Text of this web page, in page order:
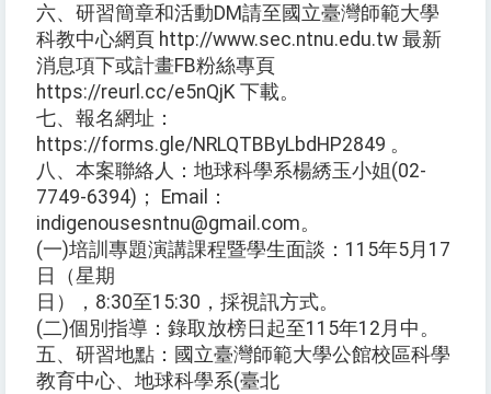
六、研習簡章和活動DM請至國立臺灣師範大學
科教中心網頁 http://www.sec.ntnu.edu.tw 最新
消息項下或計畫FB粉絲專頁
https://reurl.cc/e5nQjK 下載。
七、報名網址：
https://forms.gle/NRLQTBByLbdHP2849 。
八、本案聯絡人：地球科學系楊綉玉小姐(02-
7749-6394)； Email：
indigenousesntnu@gmail.com。
(一)培訓專題演講課程暨學生面談：115年5月17
日（星期
日），8:30至15:30，採視訊方式。
(二)個別指導：錄取放榜日起至115年12月中。
五、研習地點：國立臺灣師範大學公館校區科學
教育中心、地球科學系(臺北